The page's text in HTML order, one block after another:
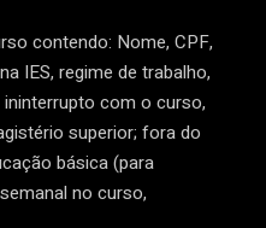
contendo: Nome, CPF,
IES, regime de trabalho,
com o curso,
superior; fora do
básica (para
no curso,